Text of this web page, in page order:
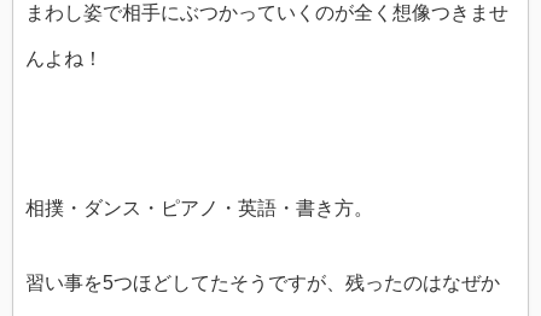
まわし姿で相手にぶつかっていくのが全く想像つきませ
んよね！
相撲・ダンス・ピアノ・英語・書き方。
習い事を5つほどしてたそうですが、残ったのはなぜか